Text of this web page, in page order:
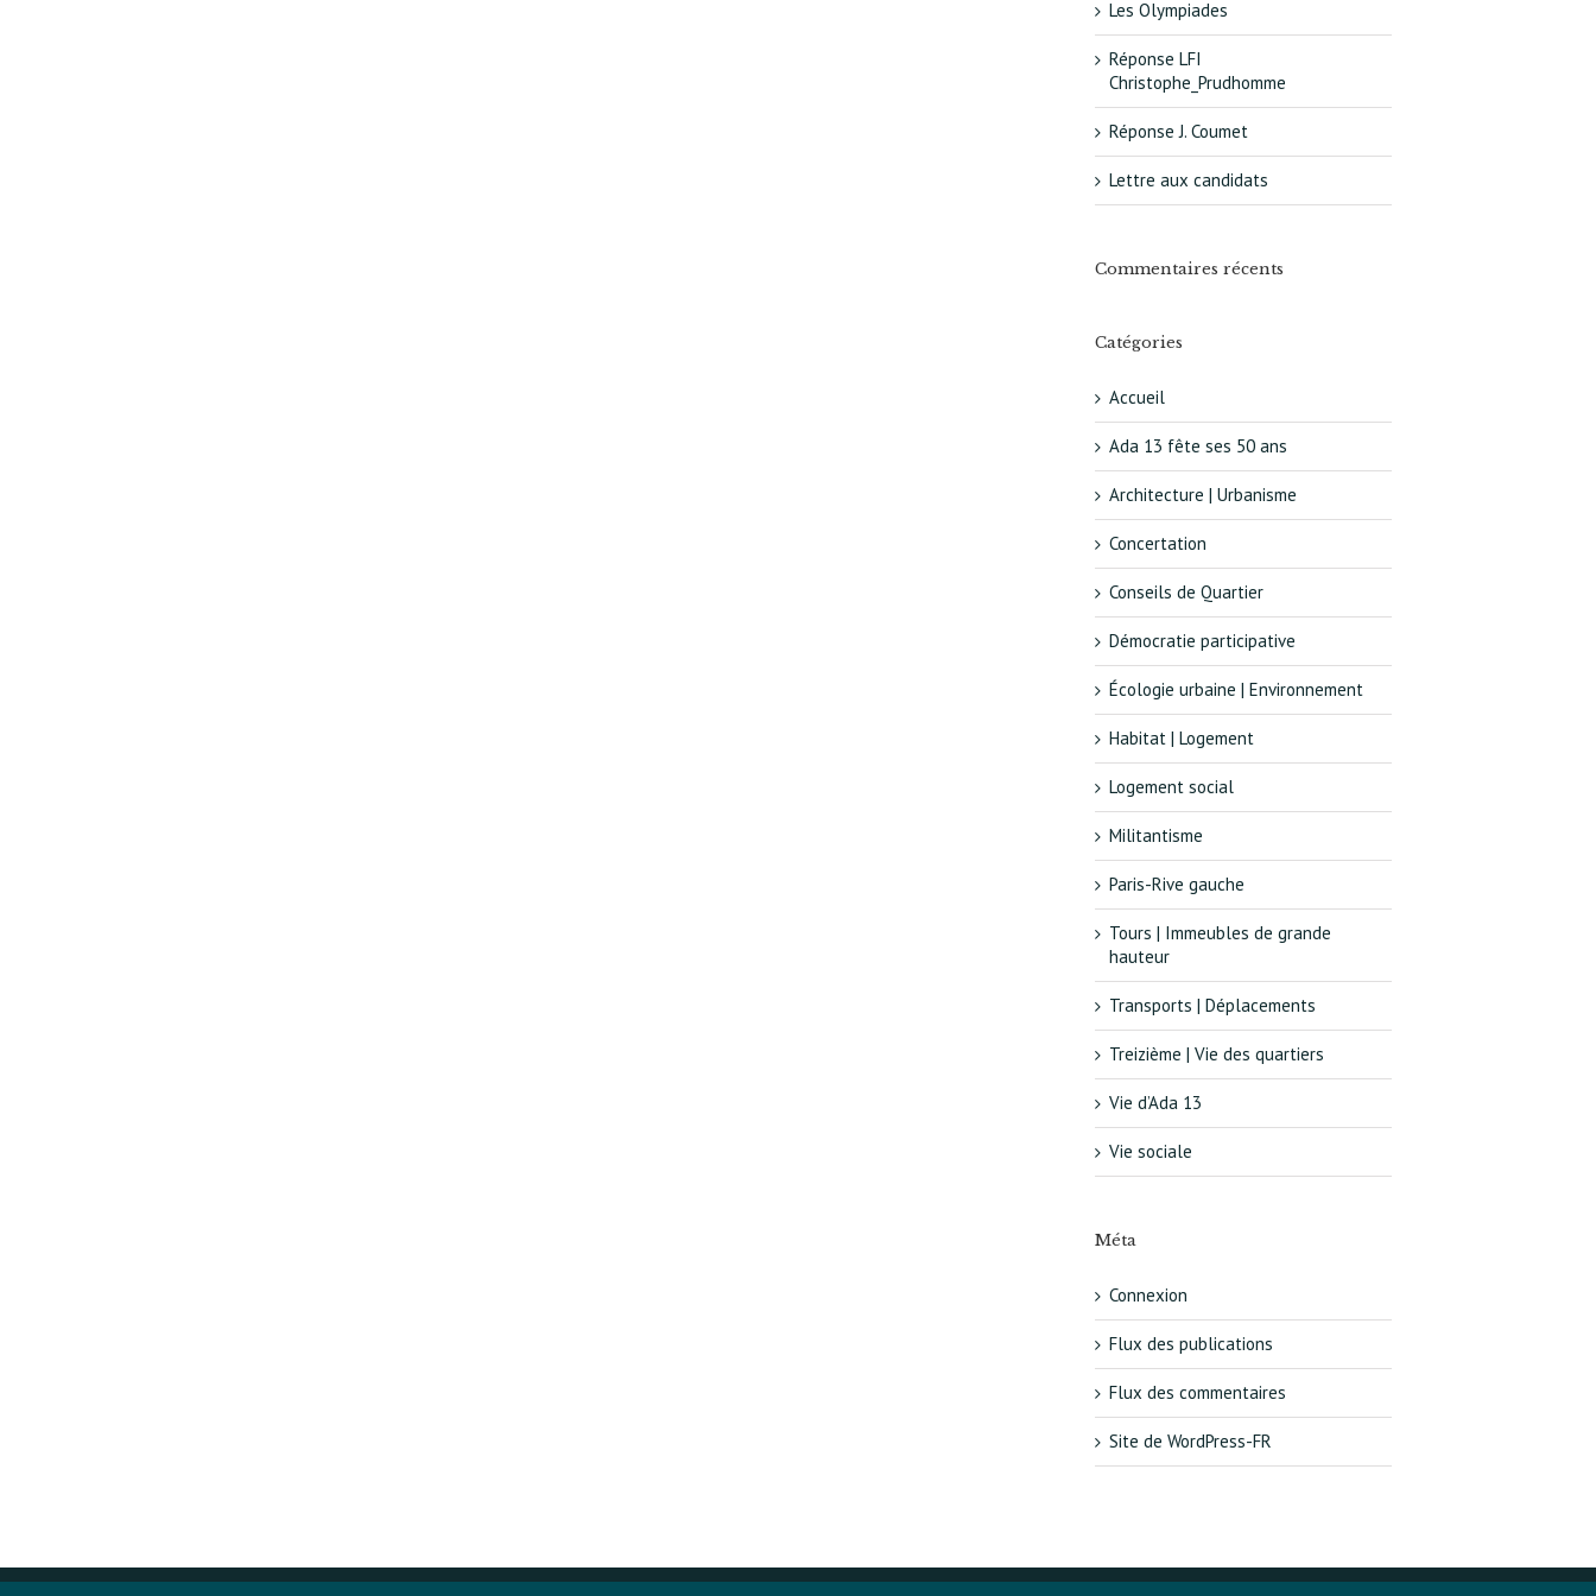
Les Olympiades
Réponse LFI
Christophe_Prudhomme
Réponse J. Coumet
Lettre aux candidats
Commentaires récents
Catégories
Accueil
Ada 13 fête ses 50 ans
Architecture | Urbanisme
Concertation
Conseils de Quartier
Démocratie participative
Écologie urbaine | Environnement
Habitat | Logement
Logement social
Militantisme
Paris-Rive gauche
Tours | Immeubles de grande
hauteur
Transports | Déplacements
Treizième | Vie des quartiers
Vie d’Ada 13
Vie sociale
Méta
Connexion
Flux des publications
Flux des commentaires
Site de WordPress-FR